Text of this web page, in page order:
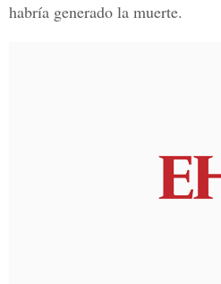
habría generado la muerte.